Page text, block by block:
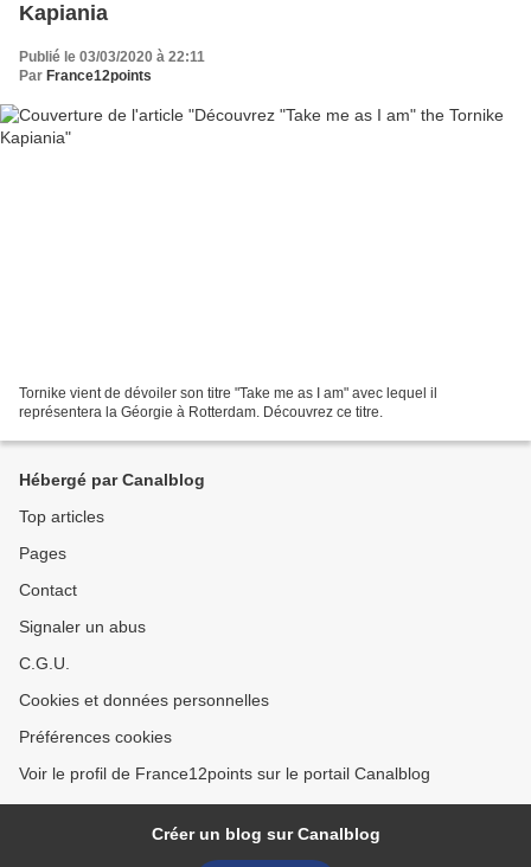
Kapiania
Publié le 03/03/2020 à 22:11
Par France12points
Tornike vient de dévoiler son titre "Take me as I am" avec lequel il
représentera la Géorgie à Rotterdam. Découvrez ce titre.
Hébergé par Canalblog
Top articles
Pages
Contact
Signaler un abus
C.G.U.
Cookies et données personnelles
Préférences cookies
Voir le profil de France12points sur le portail Canalblog
Créer un blog sur Canalblog